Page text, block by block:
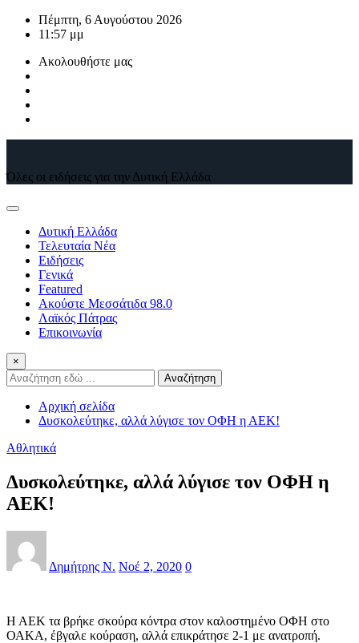
ΜετάβασηΠέμπτη, 6 Αυγούστου 2026
11:57 μμ
Ακολουθήστε μας
Όλες οι ειδήσεις για την Δυτική Ελλάδα
Δυτική Ελλάδα
Τελευταία Νέα
Ειδήσεις
Γενικά
Featured
Ακούστε Μεσσάτιδα 98.0
Λαϊκός Πάτρας
Επικοινωνία
×
Αναζήτηση
Αρχική σελίδα
Δυσκολεύτηκε, αλλά λύγισε τον ΟΦΗ η ΑΕΚ!
Αθλητικά
Δυσκολεύτηκε, αλλά λύγισε τον ΟΦΗ η
ΑΕΚ!
Δημήτρης Ν. Νοέ 2, 2020 0
Η ΑΕΚ τα βρήκε σκούρα κόντρα στον καλοστημένο ΟΦΗ στο
ΟΑΚΑ, έβγαλε κούραση, αλλά επικράτησε 2-1 με ανατροπή.